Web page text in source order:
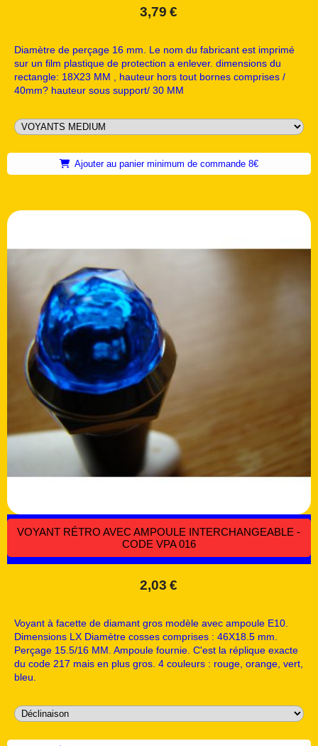
3,79 €
Diamètre de perçage 16 mm. Le nom du fabricant est imprimé
sur un film plastique de protection a enlever. dimensions du
rectangle: 18X23 MM , hauteur hors tout bornes comprises /
40mm? hauteur sous support/ 30 MM
Ajouter au panier minimum de commande 8€
VOYANT RÉTRO AVEC AMPOULE INTERCHANGEABLE -
CODE VPA 016
2,03 €
Voyant à facette de diamant gros modèle avec ampoule E10.
Dimensions LX Diamètre cosses comprises : 46X18.5 mm.
Perçage 15.5/16 MM. Ampoule fournie. C'est la réplique exacte
du code 217 mais en plus gros. 4 couleurs : rouge, orange, vert,
bleu.